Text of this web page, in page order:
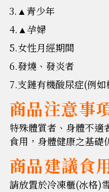
3. ▲ 青少年
4. ▲ 孕婦
5.女性月經期間
6.發燒、發炎者
7.支鏈有機酸尿症(例
商品注意事
特殊體質者、身體不適
食用，身體健康之基礎
商品建議食
請放置於冷凍櫃(冰格)